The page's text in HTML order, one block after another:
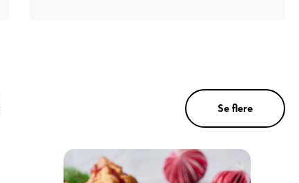
Se flere